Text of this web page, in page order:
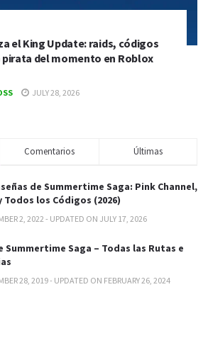
el King Update: raids, códigos
pirata del momento en Roblox
JULY 28, 2026
Comentarios Últimas
de Summertime Saga: Pink Channel,
Todos los Códigos (2026)
2, 2022 - UPDATED ON JULY 17, 2026
Summertime Saga – Todas las Rutas e
28, 2019 - UPDATED ON FEBRUARY 26, 2024